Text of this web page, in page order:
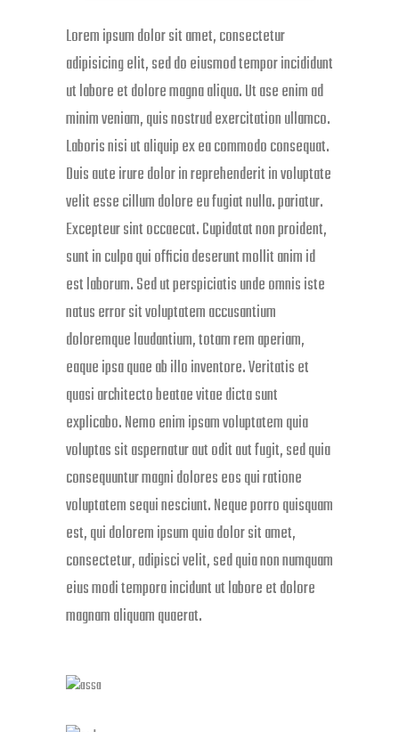
Lorem ipsum dolor sit amet, consectetur
adipisicing elit, sed do eiusmod tempor incididunt
ut labore et dolore magna aliqua. Ut ase enim ad
minim veniam, quis nostrud exercitation ullamco.
Laboris nisi ut aliquip ex ea commodo consequat.
Duis aute irure dolor in reprehenderit in voluptate
velit esse cillum dolore eu fugiat nulla. pariatur.
Excepteur sint occaecat. Cupidatat non proident,
sunt in culpa qui officia deserunt mollit anim id
est laborum. Sed ut perspiciatis unde omnis iste
natus error sit voluptatem accusantium
doloremque laudantium, totam rem aperiam,
eaque ipsa quae ab illo inventore. Veritatis et
quasi architecto beatae vitae dicta sunt
explicabo. Nemo enim ipsam voluptatem quia
voluptas sit aspernatur aut odit aut fugit, sed quia
consequuntur magni dolores eos qui ratione
voluptatem sequi nesciunt. Neque porro quisquam
est, qui dolorem ipsum quia dolor sit amet,
consectetur, adipisci velit, sed quia non numquam
eius modi tempora incidunt ut labore et dolore
magnam aliquam quaerat.